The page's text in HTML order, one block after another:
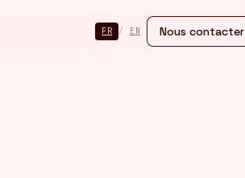
FR / EN Nous contacter